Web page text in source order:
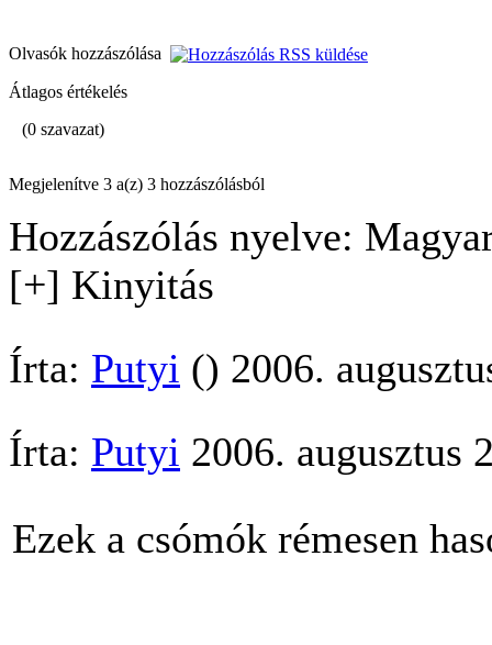
Olvasók hozzászólása
Átlagos értékelés
(0 szavazat)
Megjelenítve 3 a(z) 3 hozzászólásból
Hozzászólás nyelve:
[+] Kinyitás
Írta: Putyi () 2006.
Írta: Putyi 2006. augusztus
Ezek a csómók rémesen